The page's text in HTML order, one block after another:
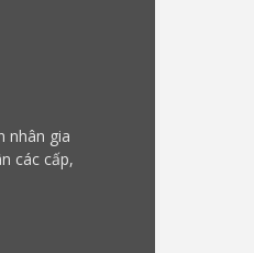
nhân gia
các cấp,